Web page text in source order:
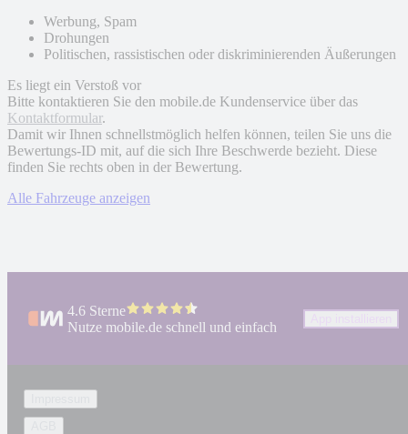
Werbung, Spam
Drohungen
Politischen, rassistischen oder diskriminierenden Äußerungen
Es liegt ein Verstoß vor
Bitte kontaktieren Sie den mobile.de Kundenservice über das
Kontaktformular.
Damit wir Ihnen schnellstmöglich helfen können, teilen Sie uns die
Bewertungs-ID mit, auf die sich Ihre Beschwerde bezieht. Diese
finden Sie rechts oben in der Bewertung.
Alle Fahrzeuge anzeigen
4.6 Sterne
Nutze mobile.de schnell und einfach